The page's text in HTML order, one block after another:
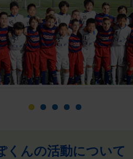
くんの活動について